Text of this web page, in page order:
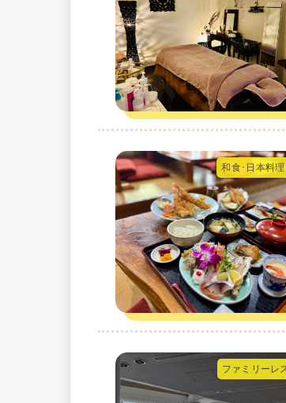
和食･日本料
ファミリーレ